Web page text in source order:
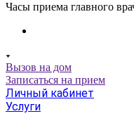
Часы приема главного
Вызов на дом
Записаться на прием
Личный кабинет
Услуги